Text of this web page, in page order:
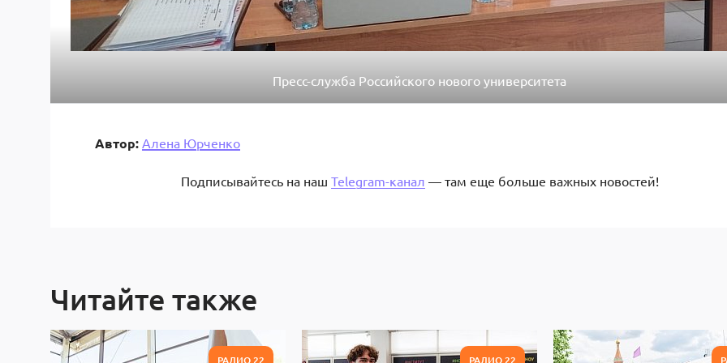
Пресс-служба Российского нового университета
Автор: Алена Юрченко
Подписывайтесь на наш Telegram-канал — там еще больше важных новостей!
Читайте также
РАДИО 22 РАДИО 22